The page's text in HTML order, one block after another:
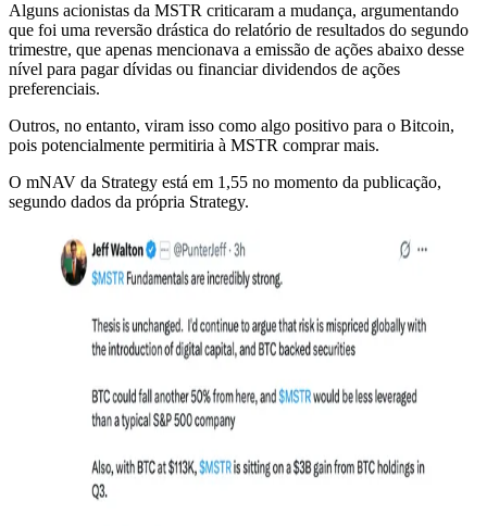
Alguns acionistas da MSTR criticaram a mudança, argumentando
que foi uma reversão drástica do relatório de resultados do segundo
trimestre, que apenas mencionava a emissão de ações abaixo desse
nível para pagar dívidas ou financiar dividendos de ações
preferenciais.
Outros, no entanto, viram isso como algo positivo para o Bitcoin,
pois potencialmente permitiria à MSTR comprar mais.
O mNAV da Strategy está em 1,55 no momento da publicação,
segundo dados da própria Strategy.